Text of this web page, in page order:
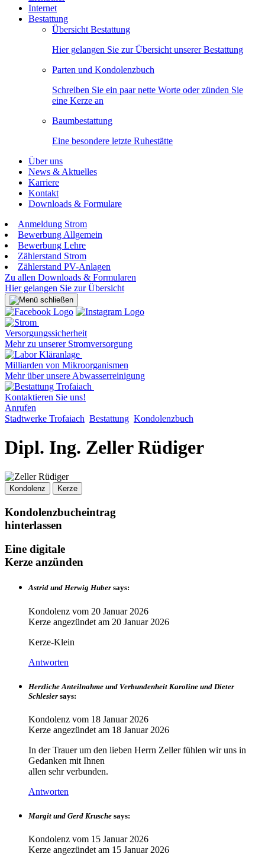
Internet
Bestattung
Übersicht Bestattung
Hier gelangen Sie zur Übersicht unserer Bestattung
Parten und Kondolenzbuch
Schreiben Sie ein paar nette Worte oder zünden Sie
eine Kerze an
Baumbestattung
Eine besondere letzte Ruhestätte
Über uns
News & Aktuelles
Karriere
Kontakt
Downloads & Formulare
Anmeldung Strom
Bewerbung Allgemein
Bewerbung Lehre
Zählerstand Strom
Zählerstand PV-Anlagen
Zu allen Downloads & Formularen
Hier gelangen Sie zur Übersicht
Versorgungssicherheit
Mehr zu unserer Stromversorgung
Milliarden von Mikroorganismen
Mehr über unsere Abwasserreinigung
Kontaktieren Sie uns!
Anrufen
Stadtwerke Trofaiach Bestattung Kondolenzbuch
Dipl. Ing. Zeller Rüdiger
Kondolenz Kerze
Kondolenzbucheintrag
hinterlassen
Eine digitale
Kerze anzünden
Astrid und Herwig Huber says:
Kondolenz vom 20 Januar 2026
Kerze angezündet am 20 Januar 2026
Kerze-Klein
Antworten
Herzliche Anteilnahme und Verbundenheit Karoline und Dieter
Schlesier says:
Kondolenz vom 18 Januar 2026
Kerze angezündet am 18 Januar 2026
In der Trauer um den lieben Herrn Zeller fühlen wir uns in
Gedanken mit Ihnen
allen sehr verbunden.
Antworten
Margit und Gerd Krusche says:
Kondolenz vom 15 Januar 2026
Kerze angezündet am 15 Januar 2026